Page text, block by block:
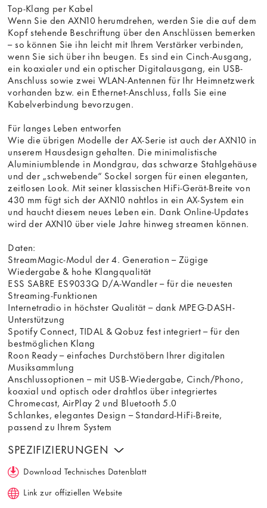
Top-Klang per Kabel
Wenn Sie den AXN10 herumdrehen, werden Sie die auf dem
Kopf stehende Beschriftung über den Anschlüssen bemerken
– so können Sie ihn leicht mit Ihrem Verstärker verbinden,
wenn Sie sich über ihn beugen. Es sind ein Cinch-Ausgang,
ein koaxialer und ein optischer Digitalausgang, ein USB-
Anschluss sowie zwei WLAN-Antennen für Ihr Heimnetzwerk
vorhanden bzw. ein Ethernet-Anschluss, falls Sie eine
Kabelverbindung bevorzugen.
Für langes Leben entworfen
Wie die übrigen Modelle der AX-Serie ist auch der AXN10 in
unserem Hausdesign gehalten. Die minimalistische
Aluminiumblende in Mondgrau, das schwarze Stahlgehäuse
und der „schwebende“ Sockel sorgen für einen eleganten,
zeitlosen Look. Mit seiner klassischen HiFi-Gerät-Breite von
430 mm fügt sich der AXN10 nahtlos in ein AX-System ein
und haucht diesem neues Leben ein. Dank Online-Updates
wird der AXN10 über viele Jahre hinweg streamen können.
Daten:
StreamMagic-Modul der 4. Generation – Zügige
Wiedergabe & hohe Klangqualität
ESS SABRE ES9033Q D/A-Wandler – für die neuesten
Streaming-Funktionen
Internetradio in höchster Qualität – dank MPEG-DASH-
Unterstützung
Spotify Connect, TIDAL & Qobuz fest integriert – für den
bestmöglichen Klang
Roon Ready – einfaches Durchstöbern Ihrer digitalen
Musiksammlung
Anschlussoptionen – mit USB-Wiedergabe, Cinch/Phono,
koaxial und optisch oder drahtlos über integriertes
Chromecast, AirPlay 2 und Bluetooth 5.0
Schlankes, elegantes Design – Standard-HiFi-Breite,
passend zu Ihrem System
SPEZIFIZIERUNGEN
Download Technisches Datenblatt
Link zur offiziellen Website